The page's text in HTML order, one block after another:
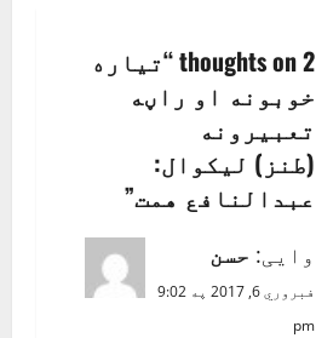
i
g
a
t
i
o
2 thoughts on “
تياره
خوبونه او راڼه
تعبيرونه
(طنز) ليکوال:
عبدالنافع همت”
وایی: حسن
فبروري 6, 2017 په 9:02
pm